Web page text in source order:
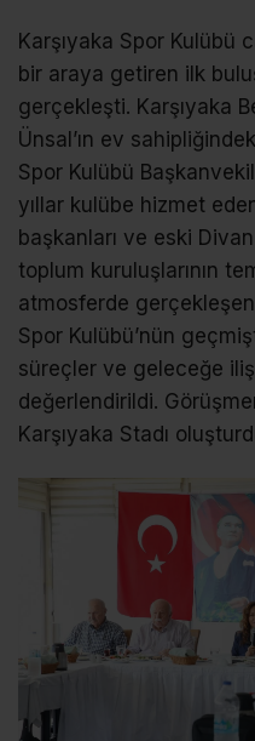
Karşıyaka Spor Kulübü
bir araya getiren ilk
gerçekleşti. Karşıyaka
Ünsal’ın ev
Spor Kulübü
yıllar kulübe hizmet
başkanları ve eski
toplum kuruluşlarının
atmosferde
Spor Kulübü’nün
süreçler ve geleceğe
değerlendirildi.
Karşıyaka Stadı